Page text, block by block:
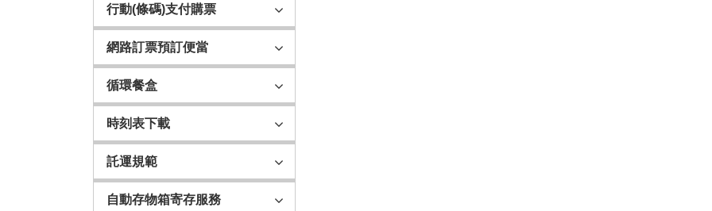
行動(條碼)支付購票
網路訂票預訂便當
循環餐盒
時刻表下載
託運規範
自動存物箱寄存服務